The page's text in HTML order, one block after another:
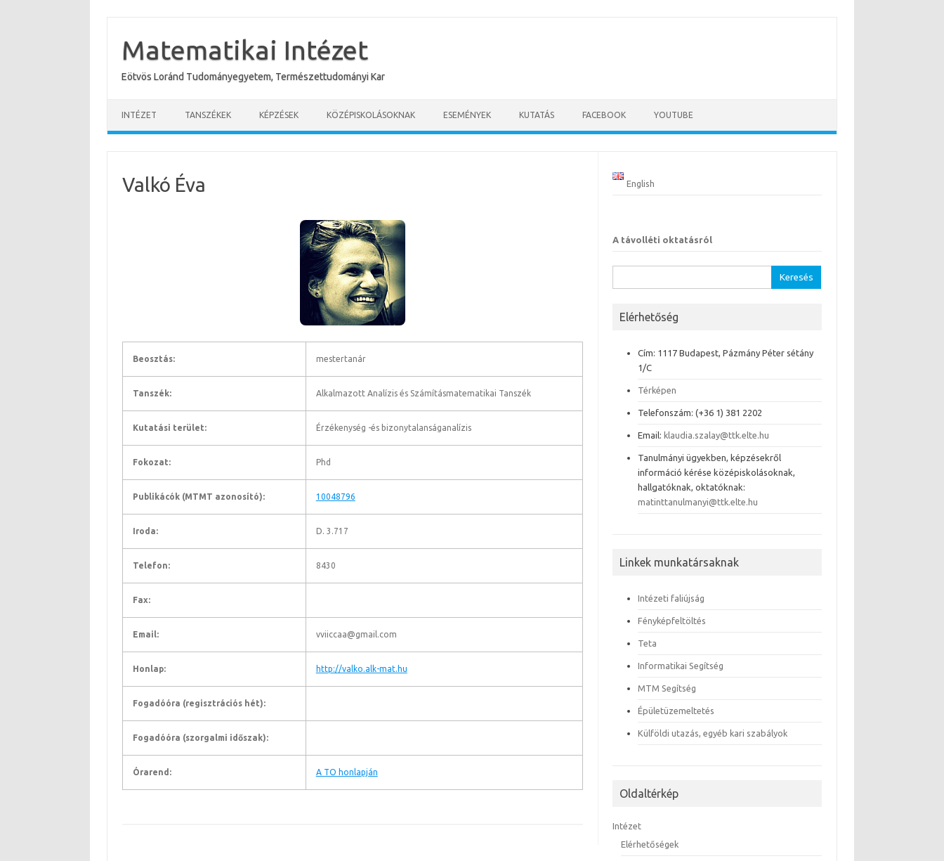
content
Matematikai Intézet
Eötvös Loránd Tudományegyetem, Természettudományi Kar
INTÉZET TANSZÉKEK KÉPZÉSEK KÖZÉPISKOLÁSOKNAK ESEMÉNYEK KUTATÁS FACEBOOK YOUTUBE
Valkó Éva
Beosztás: mestertanár
Tanszék: Alkalmazott Analízis és Számításmatematikai Tanszék
Kutatási terület: Érzékenység -és bizonytalanságanalízis
Fokozat: Phd
Publikácók (MTMT azonosító): 10048796
Iroda: D. 3.717
Telefon: 8430
Fax:
Email: vviiccaa@gmail.com
Honlap: http://valko.alk-mat.hu
Fogadóóra (regisztrációs hét):
Fogadóóra (szorgalmi időszak):
Órarend: A TO honlapján
English
A távolléti oktatásról
Elérhetőség
Cím: 1117 Budapest, Pázmány Péter sétány
1/C
Térképen
Telefonszám: (+36 1) 381 2202
Email: klaudia.szalay@ttk.elte.hu
Tanulmányi ügyekben, képzésekről
információ kérése középiskolásoknak,
hallgatóknak, oktatóknak:
matinttanulmanyi@ttk.elte.hu
Linkek munkatársaknak
Intézeti faliújság
Fényképfeltöltés
Teta
Informatikai Segítség
MTM Segítség
Épületüzemeltetés
Külföldi utazás, egyéb kari szabályok
Oldaltérkép
Intézet
Elérhetőségek